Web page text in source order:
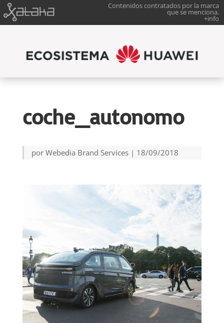
Contenidos contratados por la marca
que se menciona.
+info
coche_autonomo
por Webedia Brand Services| 18/09/2018